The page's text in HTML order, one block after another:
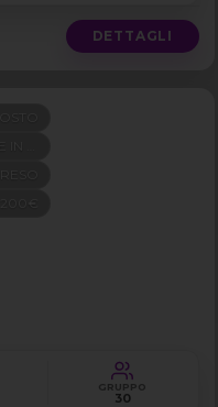
DETTAGLI
GRUPPO
30